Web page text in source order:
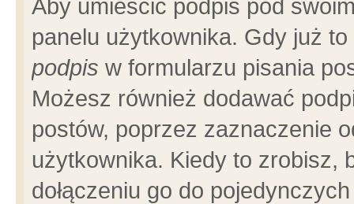
Aby umieścić podpis pod
panelu użytkownika. Gdy już
podpis w formularzu pisania
Możesz również dodawać
postów, poprzez zaznaczenie
użytkownika. Kiedy to zrobisz,
dołączeniu go do